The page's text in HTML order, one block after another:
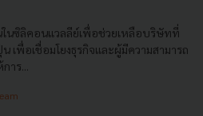
นซิลิคอนแวลลีย์เพื่อช่วยเหลือบริษัทที่
เพื่อเชื่อมโยงธุรกิจและผู้มีความสามารถ
ร...